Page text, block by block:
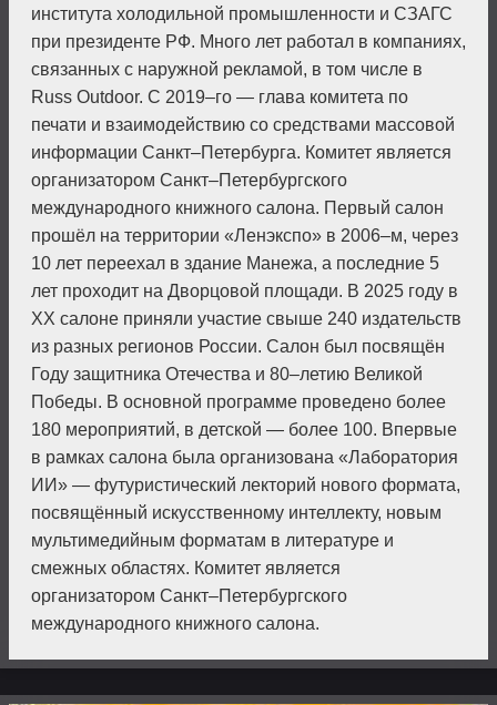
института холодильной промышленности и СЗАГС
при президенте РФ. Много лет работал в компаниях,
связанных с наружной рекламой, в том числе в
Russ Outdoor. С 2019–го — глава комитета по
печати и взаимодействию со средствами массовой
информации Санкт–Петербурга. Комитет является
организатором Санкт–Петербургского
международного книжного салона. Первый салон
прошёл на территории «Ленэкспо» в 2006–м, через
10 лет переехал в здание Манежа, а по­следние 5
лет проходит на Дворцовой площади. В 2025 году в
XX салоне приняли участие свыше 240 издательств
из разных регионов России. Салон был посвящён
Году защитника Отечества и 80–летию Великой
Победы. В основной программе проведено более
180 меро­приятий, в детской — более 100. Впервые
в рамках салона была организована «Лаборатория
ИИ» — футуристический лекторий нового формата,
посвящённый искусственному интеллекту, новым
мультимедийным форматам в литературе и
смежных областях. Комитет является
организатором Санкт–Петербургского
международного книжного салона.